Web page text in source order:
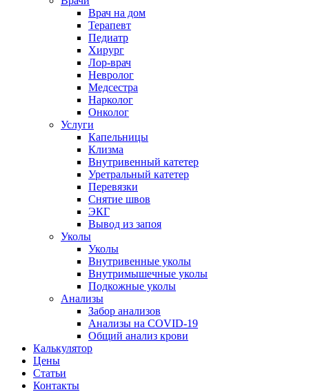
Врач на дом
Терапевт
Педиатр
Хирург
Лор-врач
Невролог
Медсестра
Нарколог
Онколог
Услуги
Капельницы
Клизма
Внутривенный катетер
Уретральный катетер
Перевязки
Снятие швов
ЭКГ
Вывод из запоя
Уколы
Уколы
Внутривенные уколы
Внутримышечные уколы
Подкожные уколы
Анализы
Забор анализов
Анализы на COVID-19
Общий анализ крови
Калькулятор
Цены
Статьи
Контакты